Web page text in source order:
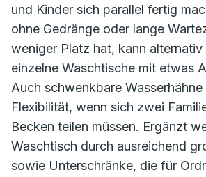
und Kinder sich parallel fertig
ohne Gedränge oder lange
weniger Platz hat, kann
einzelne Waschtische mit etwas
Auch schwenkbare Wasserhähne
Flexibilität, wenn sich zwei
Becken teilen müssen. Ergänzt
Waschtisch durch ausreichend
sowie Unterschränke, die für